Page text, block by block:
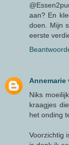
aan? En
doen. Mijn
eerste
Annemarie
Niks
kraagjes
het onding
Voorzichtig